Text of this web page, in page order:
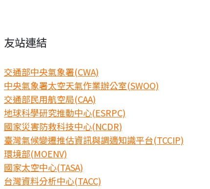
友站連結
交通部中央氣象署(CWA)
中央氣象署太空天氣作業辦公室(SWOO)
交通部民用航空局(CAA)
地球科學研究推動中心(ESRPC)
國家災害防救科技中心(NCDR)
臺灣氣候變遷推估資訊與調適知識平台(TCCIP)
環境部(MOENV)
國家太空中心(TASA)
台灣資料分析中心(TACC)